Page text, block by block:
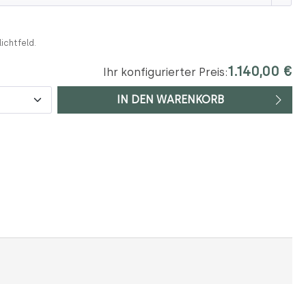
Ihr konfigurierter Preis:1.140,00 €
IN DEN WARENKORB